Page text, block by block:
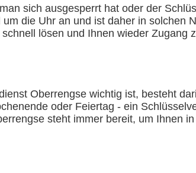
sich ausgesperrt hat oder der
die Uhr an und ist daher in solchen
lösen und Ihnen wieder Zugang
Oberrengse wichtig ist, besteht
oder Feiertag - ein
steht immer bereit, um Ihnen